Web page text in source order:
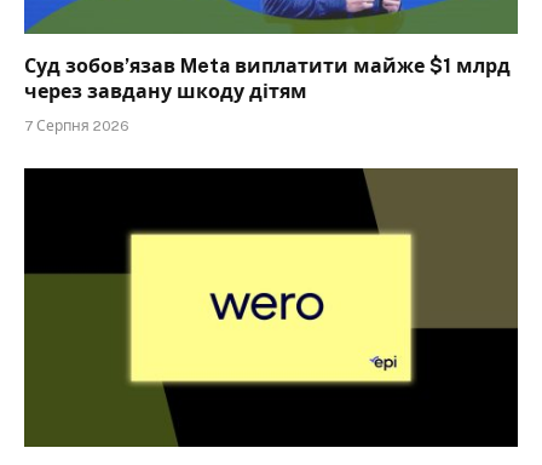
Суд зобов’язав Meta виплатити майже $1 млрд
через завдану шкоду дітям
7 Серпня 2026